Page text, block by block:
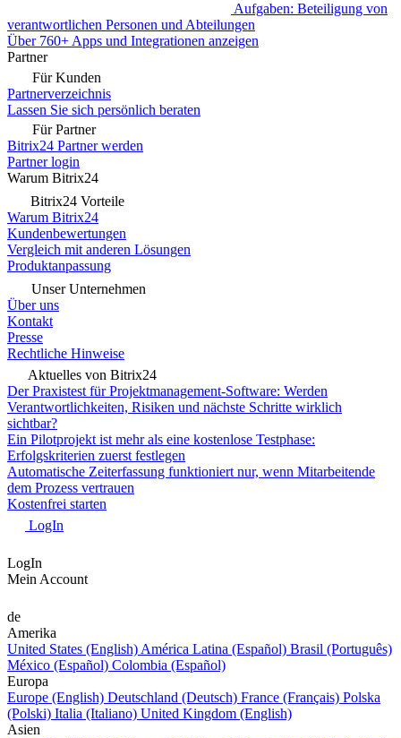
Aufgaben: Beteiligung von
verantwortlichen Personen und Abteilungen
Über 760+ Apps und Integrationen anzeigen
Partner
Für Kunden
Partnerverzeichnis
Lassen Sie sich persönlich beraten
Für Partner
Bitrix24 Partner werden
Partner login
Warum Bitrix24
Bitrix24 Vorteile
Warum Bitrix24
Kundenbewertungen
Vergleich mit anderen Lösungen
Produktanpassung
Unser Unternehmen
Über uns
Kontakt
Presse
Rechtliche Hinweise
Aktuelles von Bitrix24
Der Praxistest für Projektmanagement-Software: Werden
Verantwortlichkeiten, Risiken und nächste Schritte wirklich
sichtbar?
Ein Pilotprojekt ist mehr als eine kostenlose Testphase:
Erfolgskriterien zuerst festlegen
Automatische Zeiterfassung funktioniert nur, wenn Mitarbeitende
dem Prozess vertrauen
Kostenfrei starten
LogIn
LogIn
Mein Account
de
Amerika
United States (English) América Latina (Español) Brasil (Português)
México (Español) Colombia (Español)
Europa
Europe (English) Deutschland (Deutsch) France (Français) Polska
(Polski) Italia (Italiano) United Kingdom (English)
Asien